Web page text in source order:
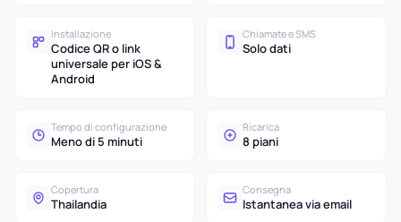
Installazione
Codice QR o link
universale per iOS &
Android
Chiamate e SMS
Solo dati
Tempo di configurazione
Meno di 5 minuti
Ricarica
8 piani
Copertura
Thailandia
Consegna
Istantanea via email